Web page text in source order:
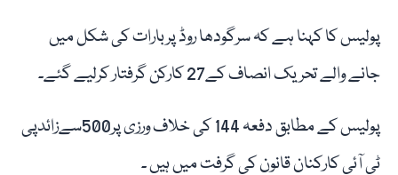
پولیس کا کہنا ہے کہ سرگودھا روڈ پربارات کی شکل میں
جانے والے تحریک انصاف کے27 کارکن گرفتار کرلیے گئے۔
پولیس کے مطابق دفعہ 144 کی خلاف ورزی پر500سےزائدپی
ٹی آئی کارکنان قانون کی گرفت میں ہیں ۔